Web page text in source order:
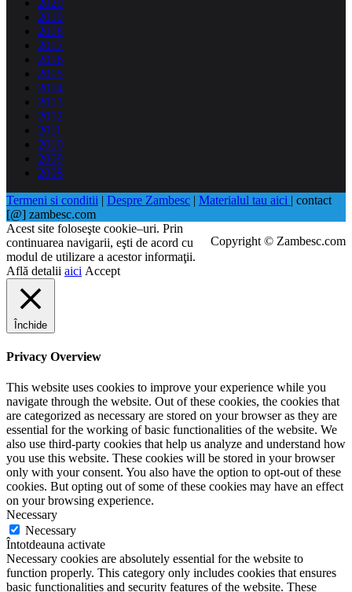
2019
2018
2017
2016
2015
2014
2013
2012
2011
2010
2009
2008
Termeni si conditii | Despre Zambesc | Materialul tau aici | contact
[@] zambesc.com
Copyright © Zambesc.com
Acest site foloseşte cookie–uri. Prin
continuarea navigarii, eşti de acord cu
modul de utilizare a acestor informaţii.
Află detalii aici Accept
Închide
Privacy Overview
This website uses cookies to improve your experience while you
navigate through the website. Out of these cookies, the cookies that
are categorized as necessary are stored on your browser as they are
essential for the working of basic functionalities of the website. We
also use third-party cookies that help us analyze and understand how
you use this website. These cookies will be stored in your browser
only with your consent. You also have the option to opt-out of these
cookies. But opting out of some of these cookies may have an effect
on your browsing experience.
Necessary
Necessary
Întotdeauna activate
Necessary cookies are absolutely essential for the website to
function properly. This category only includes cookies that ensures
basic functionalities and security features of the website. These